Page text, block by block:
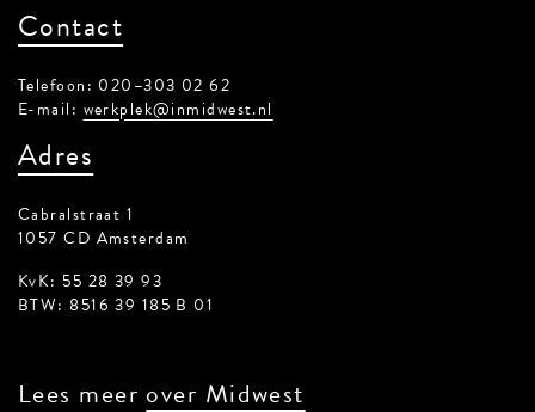
Contact
Telefoon: 020–303 02 62
E-mail: werkplek@inmidwest.nl
Adres
Cabralstraat 1
1057 CD Amsterdam
KvK: 55 28 39 93
BTW: 8516 39 185 B 01
Lees meer over Midwest